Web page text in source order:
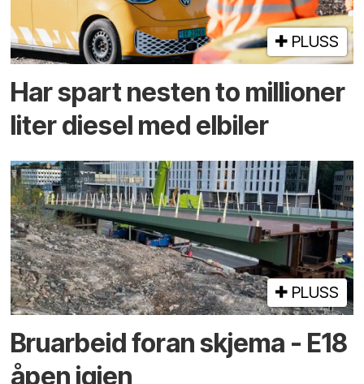
PLUSS
Har spart nesten to millioner
liter diesel med elbiler
PLUSS
Bruarbeid foran skjema - E18
åpen igjen